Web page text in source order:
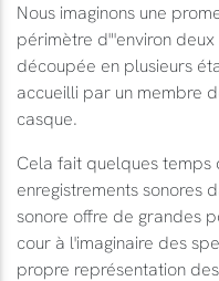
Nous imaginons une
périmètre d"'environ
découpée en plusieurs
accueilli par un membre
casque.
Cela fait quelques temps
enregistrements sonores
sonore offre de grandes
cour à l'imaginaire des
propre représentation